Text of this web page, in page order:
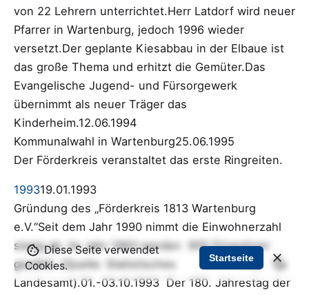
von 22 Lehrern unterrichtet.Herr Latdorf wird neuer
Pfarrer in Wartenburg, jedoch 1996 wieder
versetzt.Der geplante Kiesabbau in der Elbaue ist
das große Thema und erhitzt die Gemüter.Das
Evangelische Jugend- und Fürsorgewerk
übernimmt als neuer Träger das
Kinderheim.12.06.1994
Kommunalwahl in Wartenburg25.06.1995
Der Förderkreis veranstaltet das erste Ringreiten.
199319.01.1993
Gründung des „Förderkreis 1813 Wartenburg
e.V.“Seit dem Jahr 1990 nimmt die Einwohnerzahl
stetig ab. Im Jahr 1993 werden 955 Einwohner
gezählt. (Quelle: Statistisches
Landesamt).01.-03.10.1993 Der 180. Jahrestag der
Diese Seite verwendet
Cookies.
Startseite